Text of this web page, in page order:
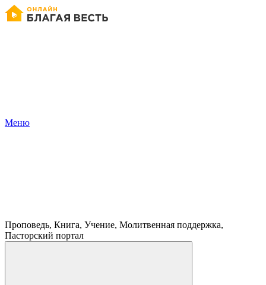
Меню
Проповедь, Книга, Учение, Молитвенная поддержка,
Пасторский портал